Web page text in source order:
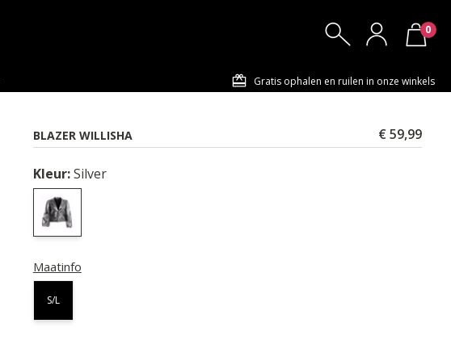
0
Gratis ophalen en ruilen in onze winkels
BLAZER WILLISHA
€ 59,99
Kleur:Silver
Maatinfo
S/L